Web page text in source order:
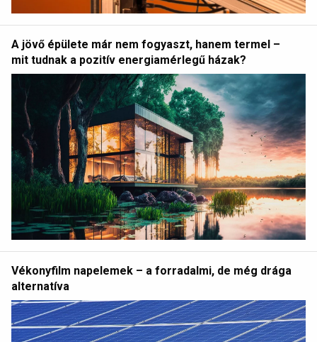
A jövő épülete már nem fogyaszt, hanem termel –
mit tudnak a pozitív energiamérlegű házak?
Vékonyfilm napelemek – a forradalmi, de még drága
alternatíva